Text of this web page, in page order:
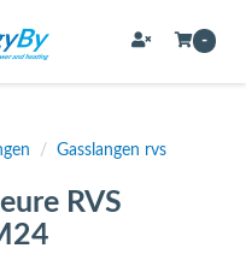
-
/ Gasslangen rvs
RVS